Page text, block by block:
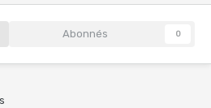
Abonnés 0